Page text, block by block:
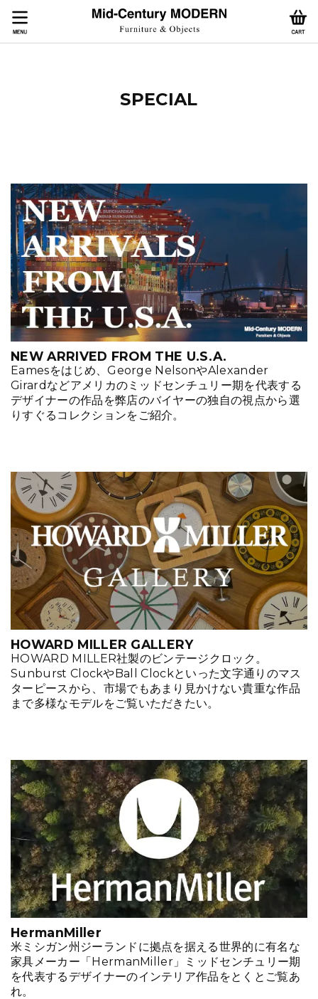
SPECIAL
NEW ARRIVED FROM THE U.S.A.
Eamesをはじめ、George NelsonやAlexander
Girardなどアメリカのミッドセンチュリー期を代表する
デザイナーの作品を弊店のバイヤーの独自の視点から選
りすぐるコレクションをご紹介。
HOWARD MILLER GALLERY
HOWARD MILLER社製のビンテージクロック。
Sunburst ClockやBall Clockといった文字通りのマス
ターピースから、市場でもあまり見かけない貴重な作品
まで多様なモデルをご覧いただきたい。
HermanMiller
米ミシガン州ジーランドに拠点を据える世界的に有名な
家具メーカー「HermanMiller」ミッドセンチュリー期
を代表するデザイナーのインテリア作品をとくとご覧あ
れ。